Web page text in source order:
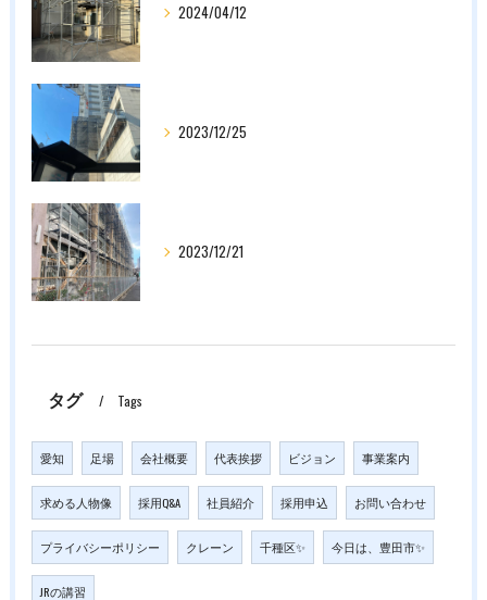
2024/04/12
2023/12/25
2023/12/21
タグ Tags
愛知 足場 会社概要 代表挨拶 ビジョン 事業案内
求める人物像 採用Q&A 社員紹介 採用申込 お問い合わせ
プライバシーポリシー クレーン 千種区✨ 今日は、豊田市✨
JRの講習